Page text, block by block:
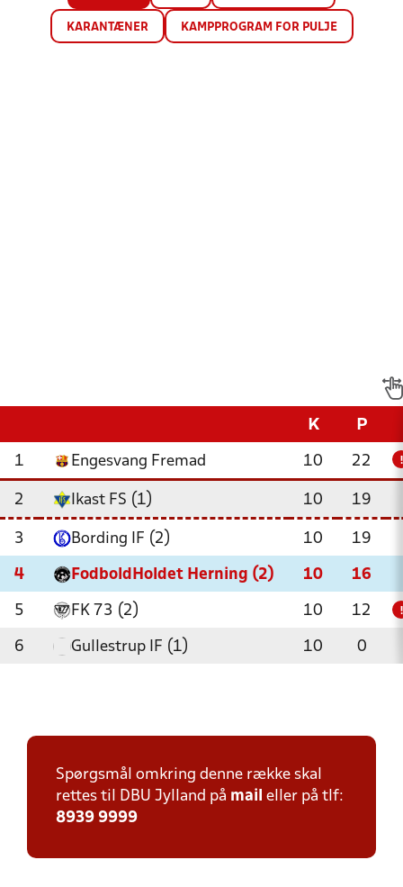
KARANTÆNER KAMPPROGRAM FOR PULJE
K P
1 Engesvang Fremad 10 22 !
2 Ikast FS (1) 10 19
3 Bording IF (2) 10 19
4 FodboldHoldet Herning (2) 10 16
5 FK 73 (2) 10 12 !
6 Gullestrup IF (1) 10 0
Spørgsmål omkring denne række skal
rettes til DBU Jylland på mail eller på tlf:
8939 9999